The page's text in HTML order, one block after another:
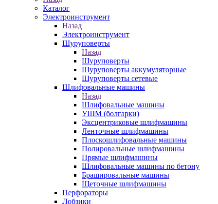
Каталог
Электроинструмент
Назад
Электроинструмент
Шуруповерты
Назад
Шуруповерты
Шуруповерты аккумуляторные
Шуруповерты сетевые
Шлифовальные машины
Назад
Шлифовальные машины
УШМ (болгарки)
Эксцентриковые шлифмашины
Ленточные шлифмашины
Плоскошлифовальные машины
Полировальные шлифмашины
Прямые шлифмашины
Шлифовальные машины по бетону
Брашировальные машины
Щеточные шлифмашины
Перфораторы
Лобзики